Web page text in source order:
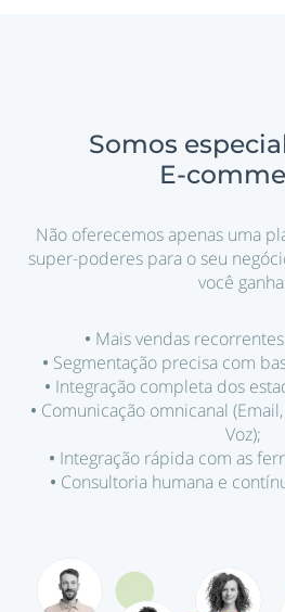
Somos
E-
Não oferecemos apenas uma
super-poderes para o seu
você
• Mais vendas
• Segmentação precisa com
• Integração completa dos
• Comunicação omnicanal
Voz);
• Integração rápida com as
• Consultoria humana e